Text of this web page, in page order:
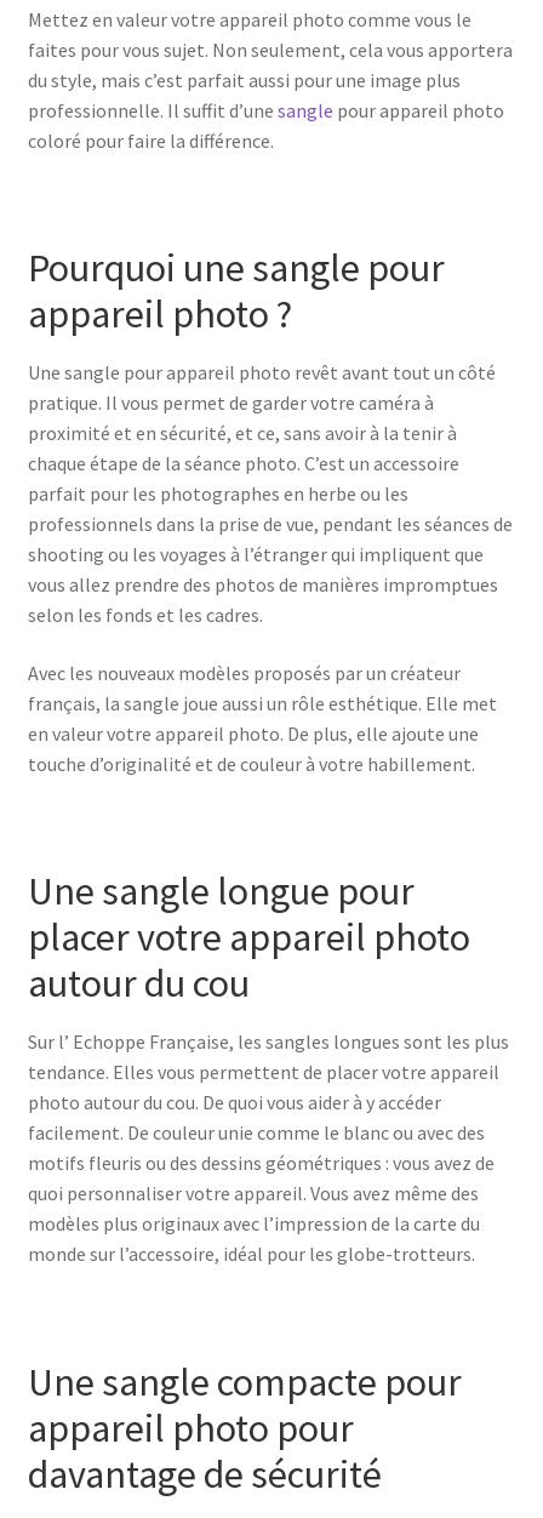
Mettez en valeur votre appareil photo comme vous le
faites pour vous sujet. Non seulement, cela vous apportera
du style, mais c’est parfait aussi pour une image plus
professionnelle. Il suffit d’une sangle pour appareil photo
coloré pour faire la différence.
Pourquoi une sangle pour
appareil photo ?
Une sangle pour appareil photo revêt avant tout un côté
pratique. Il vous permet de garder votre caméra à
proximité et en sécurité, et ce, sans avoir à la tenir à
chaque étape de la séance photo. C’est un accessoire
parfait pour les photographes en herbe ou les
professionnels dans la prise de vue, pendant les séances de
shooting ou les voyages à l’étranger qui impliquent que
vous allez prendre des photos de manières impromptues
selon les fonds et les cadres.
Avec les nouveaux modèles proposés par un créateur
français, la sangle joue aussi un rôle esthétique. Elle met
en valeur votre appareil photo. De plus, elle ajoute une
touche d’originalité et de couleur à votre habillement.
Une sangle longue pour
placer votre appareil photo
autour du cou
Sur l’ Echoppe Française, les sangles longues sont les plus
tendance. Elles vous permettent de placer votre appareil
photo autour du cou. De quoi vous aider à y accéder
facilement. De couleur unie comme le blanc ou avec des
motifs fleuris ou des dessins géométriques : vous avez de
quoi personnaliser votre appareil. Vous avez même des
modèles plus originaux avec l’impression de la carte du
monde sur l’accessoire, idéal pour les globe-trotteurs.
Une sangle compacte pour
appareil photo pour
davantage de sécurité